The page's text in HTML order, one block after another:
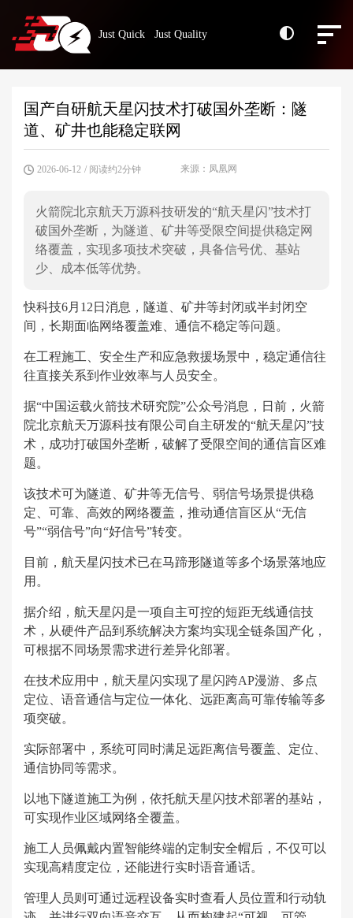
Just Quick Just Quality
国产自研航天星闪技术打破国外垄断：隧
道、矿井也能稳定联网
2026-06-12 / 阅读约2分钟 来源：凤凰网
火箭院北京航天万源科技研发的“航天星闪”技术打
破国外垄断，为隧道、矿井等受限空间提供稳定网
络覆盖，实现多项技术突破，具备信号优、基站
少、成本低等优势。
快科技6月12日消息，隧道、矿井等封闭或半封闭空
间，长期面临网络覆盖难、通信不稳定等问题。
在工程施工、安全生产和应急救援场景中，稳定通信往
往直接关系到作业效率与人员安全。
据“中国运载火箭技术研究院”公众号消息，日前，火箭
院北京航天万源科技有限公司自主研发的“航天星闪”技
术，成功打破国外垄断，破解了受限空间的通信盲区难
题。
该技术可为隧道、矿井等无信号、弱信号场景提供稳
定、可靠、高效的网络覆盖，推动通信盲区从“无信
号”“弱信号”向“好信号”转变。
目前，航天星闪技术已在马蹄形隧道等多个场景落地应
用。
据介绍，航天星闪是一项自主可控的短距无线通信技
术，从硬件产品到系统解决方案均实现全链条国产化，
可根据不同场景需求进行差异化部署。
在技术应用中，航天星闪实现了星闪跨AP漫游、多点
定位、语音通信与定位一体化、远距离高可靠传输等多
项突破。
实际部署中，系统可同时满足远距离信号覆盖、定位、
通信协同等需求。
以地下隧道施工为例，依托航天星闪技术部署的基站，
可实现作业区域网络全覆盖。
施工人员佩戴内置智能终端的定制安全帽后，不仅可以
实现高精度定位，还能进行实时语音通话。
管理人员则可通过远程设备实时查看人员位置和行动轨